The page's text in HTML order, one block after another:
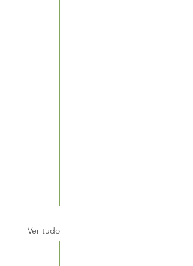
Ver tudo